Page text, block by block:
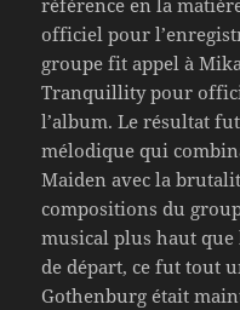
officiel pour
groupe fit appel à
Tranquillity pour
l’album. Le résultat
mélodique qui
Maiden avec la
compositions du
musical plus haut
de départ, ce fut tout
Gothenburg était